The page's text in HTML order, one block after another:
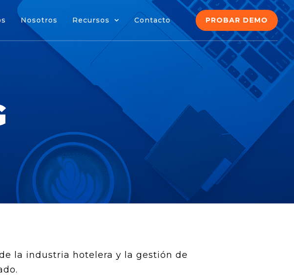
Nosotros Recursos Contacto PROBAR DEMO
Recursos PROBAR DEMO
la industria hotelera y la gestión de